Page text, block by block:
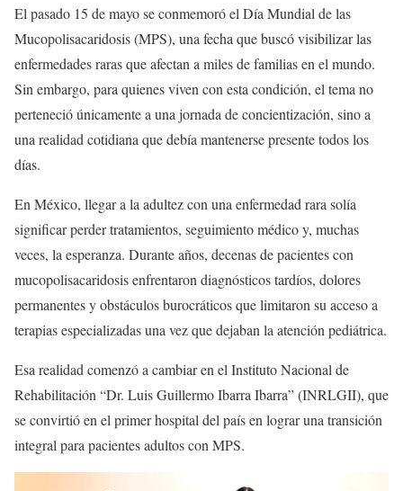
El pasado 15 de mayo se conmemoró el Día Mundial de las
Mucopolisacaridosis (MPS), una fecha que buscó visibilizar las
enfermedades raras que afectan a miles de familias en el mundo.
Sin embargo, para quienes viven con esta condición, el tema no
perteneció únicamente a una jornada de concientización, sino a
una realidad cotidiana que debía mantenerse presente todos los
días.
En México, llegar a la adultez con una enfermedad rara solía
significar perder tratamientos, seguimiento médico y, muchas
veces, la esperanza. Durante años, decenas de pacientes con
mucopolisacaridosis enfrentaron diagnósticos tardíos, dolores
permanentes y obstáculos burocráticos que limitaron su acceso a
terapias especializadas una vez que dejaban la atención pediátrica.
Esa realidad comenzó a cambiar en el Instituto Nacional de
Rehabilitación “Dr. Luis Guillermo Ibarra Ibarra” (INRLGII), que
se convirtió en el primer hospital del país en lograr una transición
integral para pacientes adultos con MPS.